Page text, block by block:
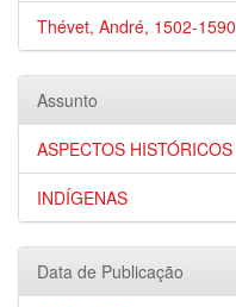
Thévet, André, 1502-1590
Assunto
ASPECTOS HISTÓRICOS
INDÍGENAS
Data de Publicação